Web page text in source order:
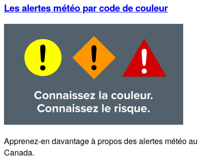
Les alertes météo par code de couleur
Apprenez-en davantage à propos des alertes météo au
Canada.